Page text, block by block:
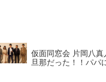
仮面同窓会 片岡八
旦那だった！！パパ